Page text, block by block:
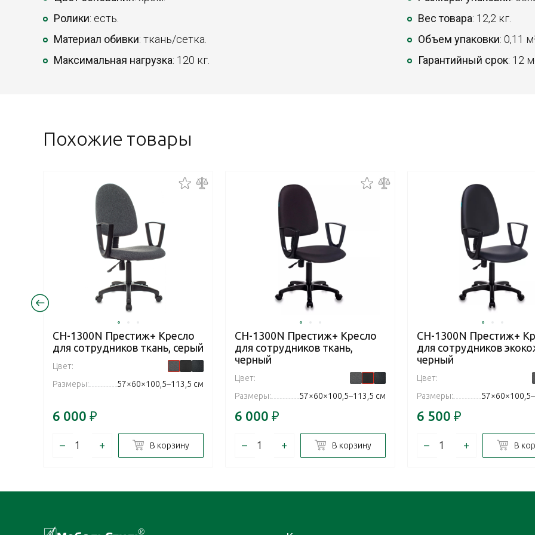
Ролики: есть.
Материал обивки: ткань/сетка.
Максимальная нагрузка: 120 кг.
Вес товара: 12,2 кг.
Объем упаковки: 0,11 м
Гарантийный срок: 12
Похожие товары
CH-1300N Престиж+ Кресло
для сотрудников ткань, серый
Цвет:
Размеры:
57×60×100,5–113,5 см
6 000 ₽
– + В корзину
CH-1300N Престиж+ Кресло
для сотрудников ткань,
черный
Цвет:
Размеры:
57×60×100,5–113,5 см
6 000 ₽
– + В корзину
CH-1300N Престиж+
для сотрудников
черный
Цвет:
Размеры:
6 500 ₽
– + В